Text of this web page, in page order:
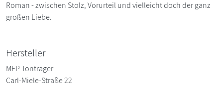
Roman - zwischen Stolz, Vorurteil und vielleicht doch der ganz
großen Liebe.
Hersteller
MFP Tonträger
Carl-Miele-Straße 22